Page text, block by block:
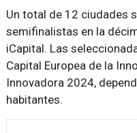
Un total de 12 ciudades
semifinalistas en la
iCapital. Las
Capital Europea de la
Innovadora 2024,
habitantes.